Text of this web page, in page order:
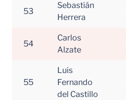
53
Sebastián
Herrera
54
Carlos
Alzate
55
Luis
Fernando
del Castillo